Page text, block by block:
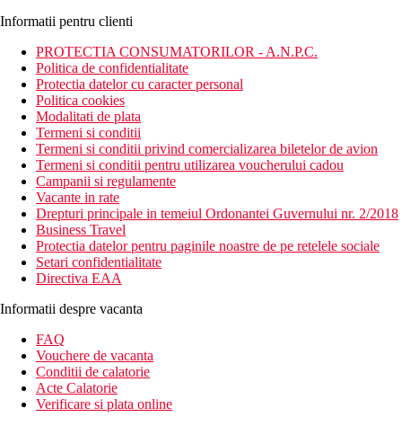
Informatii pentru clienti
PROTECTIA CONSUMATORILOR - A.N.P.C.
Politica de confidentialitate
Protectia datelor cu caracter personal
Politica cookies
Modalitati de plata
Termeni si conditii
Termeni si conditii privind comercializarea biletelor de avion
Termeni si conditii pentru utilizarea voucherului cadou
Campanii si regulamente
Vacante in rate
Drepturi principale in temeiul Ordonantei Guvernului nr. 2/2018
Business Travel
Protectia datelor pentru paginile noastre de pe retelele sociale
Setari confidentialitate
Directiva EAA
Informatii despre vacanta
FAQ
Vouchere de vacanta
Conditii de calatorie
Acte Calatorie
Verificare si plata online